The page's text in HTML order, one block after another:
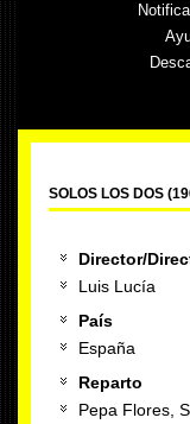
SOLOS LOS DOS
Director/
Luis Lucía
País
España
Reparto
Pepa Flores,